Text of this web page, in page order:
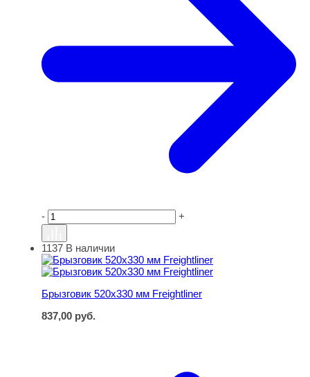
- +
Брызговик 520х330 мм Freightliner
1137 В наличии
Брызговик 520х330 мм Freightliner
837,00 руб.